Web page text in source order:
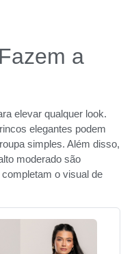
a
elevar qualquer look.
elegantes podem
simples. Além disso,
moderado são
o visual de